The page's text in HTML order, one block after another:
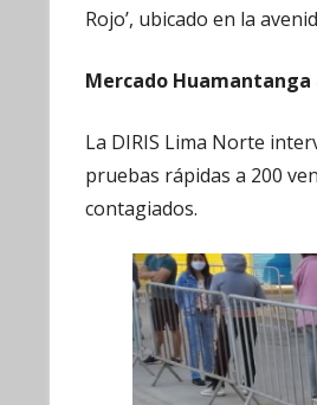
Rojo’, ubicado en la
Mercado
La DIRIS Lima Norte
pruebas rápidas a 200
contagiados.